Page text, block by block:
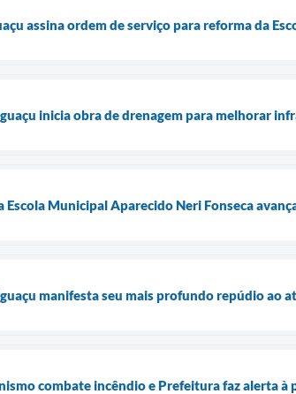
assina ordem de serviço para reforma da
inicia obra de drenagem para melhorar
Escola Municipal Aparecido Neri Fonseca
manifesta seu mais profundo repúdio ao
combate incêndio e Prefeitura faz alerta à